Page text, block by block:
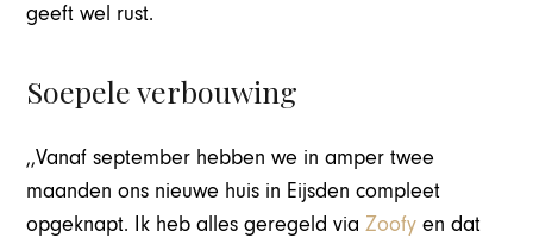
geeft wel rust.
Soepele verbouwing
,,Vanaf september hebben we in amper twee
maanden ons nieuwe huis in Eijsden compleet
opgeknapt. Ik heb alles geregeld viaZoofy en dat